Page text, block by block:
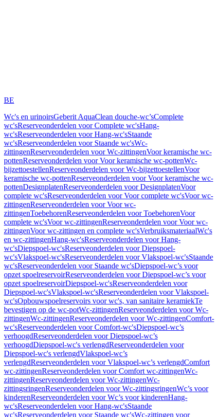
BE
Wc's en urinoirsGeberit AquaClean douche-wc’sComplete
wc'sReserveonderdelen voor Complete wc'sHang-
wc'sReserveonderdelen voor Hang-wc'sStaande
wc'sReserveonderdelen voor Staande wc'sWc-
zittingenReserveonderdelen voor Wc-zittingenVoor keramische wc-
pottenReserveonderdelen voor Voor keramische wc-pottenWc-
bijzettoestellenReserveonderdelen voor Wc-bijzettoestellenVoor
keramische wc-pottenReserveonderdelen voor Voor keramische wc-
pottenDesignplatenReserveonderdelen voor DesignplatenVoor
complete wc'sReserveonderdelen voor Voor complete wc'sVoor wc-
zittingenReserveonderdelen voor Voor wc-
zittingenToebehorenReserveonderdelen voor ToebehorenVoor
complete wc'sVoor wc-zittingenReserveonderdelen voor Voor wc-
zittingenVoor wc-zittingen en complete wc'sVerbruiksmateriaalWc's
en wc-zittingenHang-wc'sReserveonderdelen voor Hang-
wc'sDiepspoel-wc'sReserveonderdelen voor Diepspoel-
wc'sVlakspoel-wc'sReserveonderdelen voor Vlakspoel-wc'sStaande
wc'sReserveonderdelen voor Staande wc'sDiepspoel-wc’s voor
opzet spoelreservoirReserveonderdelen voor Diepspoel-wc’s voor
opzet spoelreservoirDiepspoel-wc'sReserveonderdelen voor
Diepspoel-wc'sVlakspoel-wc'sReserveonderdelen voor Vlakspoel-
wc'sOpbouwspoelreservoirs voor wc's, van sanitaire keramiekTe
bevestigen op de wc-potWc-zittingenReserveonderdelen voor Wc-
zittingenWc-zittingenReserveonderdelen voor Wc-zittingenComfort-
wc'sReserveonderdelen voor Comfort-wc'sDiepspoel-wc’s
verhoogdReserveonderdelen voor Diepspoel-wc’s
verhoogdDiepspoel-wc's verlengdReserveonderdelen voor
Diepspoel-wc's verlengdVlakspoel-wc’s
verlengdReserveonderdelen voor Vlakspoel-wc’s verlengdComfort
wc-zittingenReserveonderdelen voor Comfort wc-zittingenWc-
zittingenReserveonderdelen voor Wc-zittingenWc-
zittingsringenReserveonderdelen voor Wc-zittingsringenWc’s voor
kinderenReserveonderdelen voor Wc’s voor kinderenHang-
wc'sReserveonderdelen voor Hang-wc'sStaande
wc'sReserveonderdelen voor Staande wc'sWc-zittingen voor